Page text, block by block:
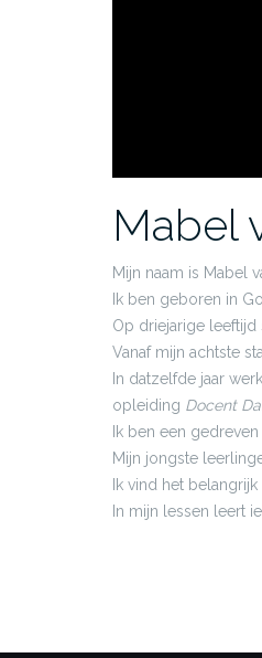
Mabel
Mijn naam is Mabel
Ik ben geboren in
Op driejarige
Vanaf mijn achtste
In datzelfde jaar
opleiding Docent
Ik ben een
Mijn jongste
Ik vind het
In mijn lessen leert